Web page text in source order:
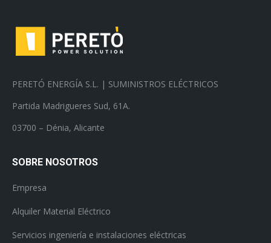
PERETÓ ENERGÍA S.L. | SUMINISTROS ELÉCTRICOS
Partida Madrigueres Sud, 61A.
03700 – Dénia, Alicante
SOBRE NOSOTROS
Empresa
Alquiler Material Eléctrico
Servicios ingeniería e instalaciones eléctricas